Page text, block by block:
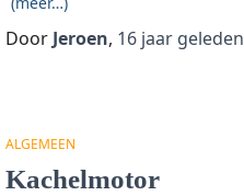
Door Jeroen, 16 jaargeleden
ALGEMEEN
Kachelmotor